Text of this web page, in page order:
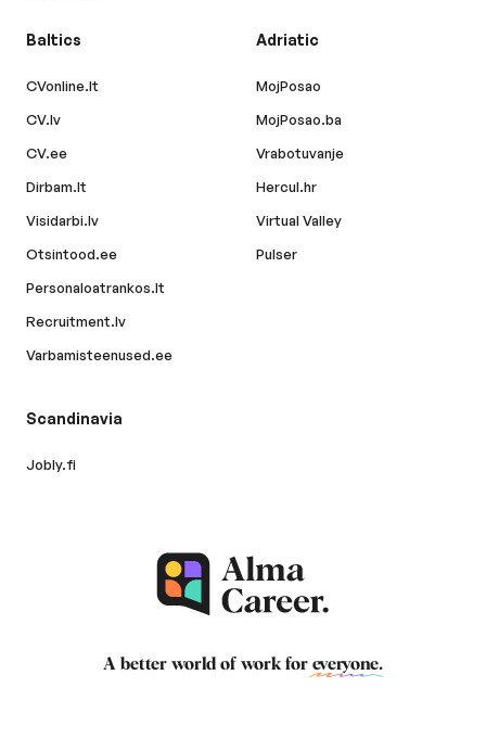
Baltics
CVonline.lt
CV.lv
CV.ee
Dirbam.lt
Visidarbi.lv
Otsintood.ee
Personaloatrankos.lt
Recruitment.lv
Varbamisteenused.ee
Adriatic
MojPosao
MojPosao.ba
Vrabotuvanje
Hercul.hr
Virtual Valley
Pulser
Scandinavia
Jobly.fi
A better world of work for everyone.